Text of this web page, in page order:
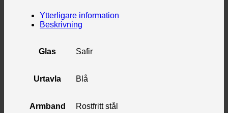
Ytterligare information
Beskrivning
Glas Safir
Urtavla Blå
Armband Rostfritt stål